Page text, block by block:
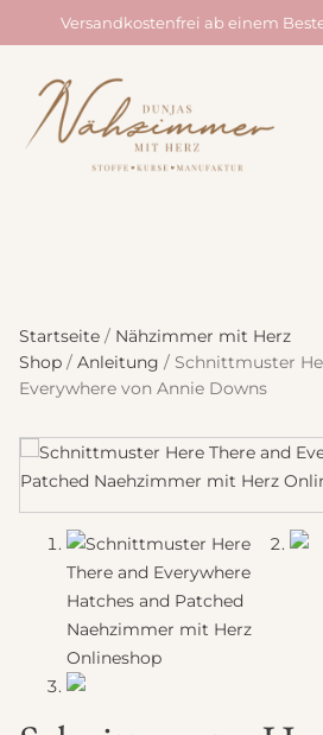
Versandkostenfrei ab einem
Startseite / Nähzimmer mit Herz
Shop / Anleitung / Schnittmuster
Everywhere von Annie Downs